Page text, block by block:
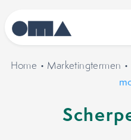
Home • Marketingtermen •